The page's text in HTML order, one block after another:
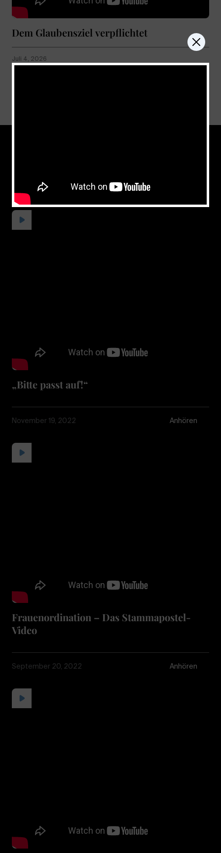
Dem Glaubensziel verpflichtet
Juli 4, 2026
don't miss
„Bitte passt auf!“
November 19, 2022 Anhören
Frauenordination – Das Stammapostel-
Video
September 20, 2022 Anhören